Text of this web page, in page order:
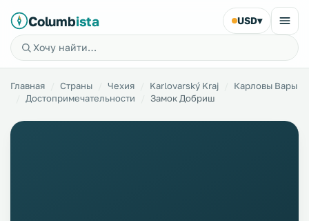
Columbista USD▾
Главная Страны Чехия Karlovarský Kraj
Карловы Вары
Достопримечательности
Замок Добриш